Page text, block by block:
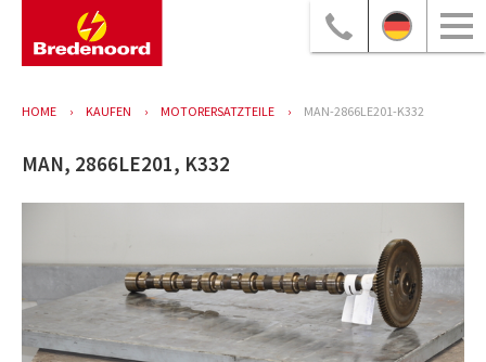
HOME KAUFEN MOTORERSATZTEILE MAN-2866LE201-K332
MAN, 2866LE201, K332